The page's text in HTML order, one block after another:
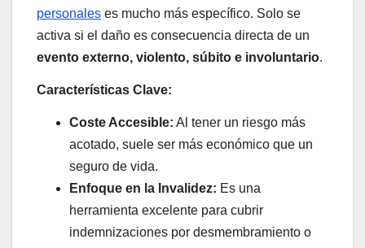
personales es mucho más específico. Solo se
activa si el daño es consecuencia directa de un
evento externo, violento, súbito e involuntario.
Características Clave:
Coste Accesible: Al tener un riesgo más
acotado, suele ser más económico que un
seguro de vida.
Enfoque en la Invalidez: Es una
herramienta excelente para cubrir
indemnizaciones por desmembramiento o